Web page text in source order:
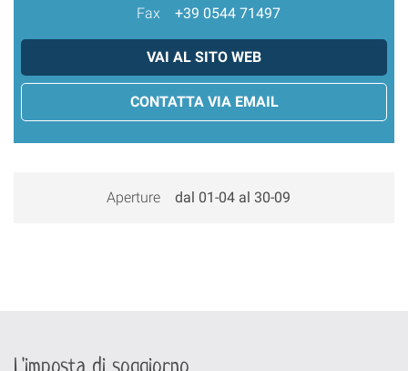
Fax
+39 0544 71497
VAI AL SITO WEB
CONTATTA VIA EMAIL
Aperture dal 01-04 al 30-09